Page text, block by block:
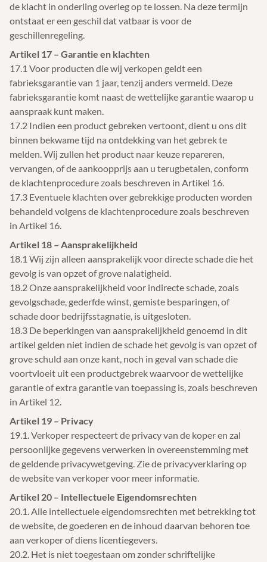
de klacht in onderling overleg op te lossen. Na deze termijn
ontstaat er een geschil dat vatbaar is voor de
geschillenregeling.
Artikel 17 – Garantie en klachten
17.1 Voor producten die wij verkopen geldt een
fabrieksgarantie van 1 jaar, tenzij anders vermeld. Deze
fabrieksgarantie komt naast de wettelijke garantie waarop u
aanspraak kunt maken.
17.2 Indien een product gebreken vertoont, dient u ons dit
binnen bekwame tijd na ontdekking van het gebrek te
melden. Wij zullen het product naar keuze repareren,
vervangen, of de aankoopprijs aan u terugbetalen, conform
de klachtenprocedure zoals beschreven in Artikel 16.
17.3 Eventuele klachten over gebrekkige producten worden
behandeld volgens de klachtenprocedure zoals beschreven
in Artikel 16.
Artikel 18 – Aansprakelijkheid
18.1 Wij zijn alleen aansprakelijk voor directe schade die het
gevolg is van opzet of grove nalatigheid.
18.2 Onze aansprakelijkheid voor indirecte schade, zoals
gevolgschade, gederfde winst, gemiste besparingen, of
schade door bedrijfsstagnatie, is uitgesloten.
18.3 De beperkingen van aansprakelijkheid genoemd in dit
artikel gelden niet indien de schade het gevolg is van opzet of
grove schuld aan onze kant, noch in geval van schade die
voortvloeit uit een productgebrek waarvoor de wettelijke
garantie of extra garantie van toepassing is, zoals beschreven
in Artikel 12.
Artikel 19 – Privacy
19.1. Verkoper respecteert de privacy van de koper en zal
persoonlijke gegevens verwerken in overeenstemming met
de geldende privacywetgeving. Zie de privacyverklaring op
de website van verkoper voor meer informatie.
Artikel 20 – Intellectuele Eigendomsrechten
20.1. Alle intellectuele eigendomsrechten met betrekking tot
de website, de goederen en de inhoud daarvan behoren toe
aan verkoper of diens licentiegevers.
20.2. Het is niet toegestaan om zonder schriftelijke